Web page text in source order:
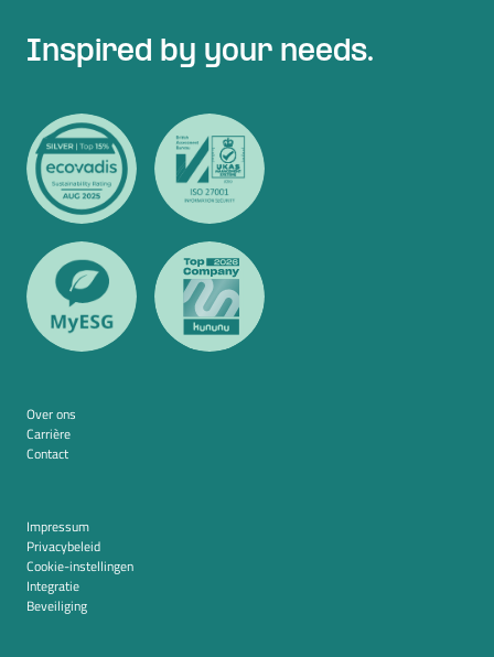
Inspired by your needs.
Over ons
Carrière
Contact
Impressum
Privacybeleid
Cookie-instellingen
Integratie
Beveiliging